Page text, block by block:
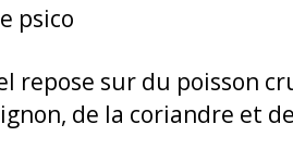
repose sur du poisson
de la coriandre et